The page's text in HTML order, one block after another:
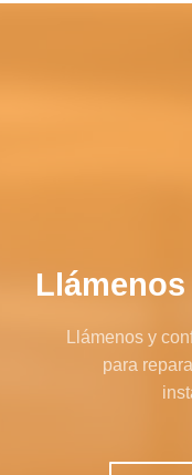
Llámenos y
para